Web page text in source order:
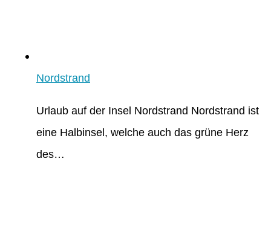
Nordstrand
Urlaub auf der Insel Nordstrand Nordstrand ist
eine Halbinsel, welche auch das grüne Herz
des…